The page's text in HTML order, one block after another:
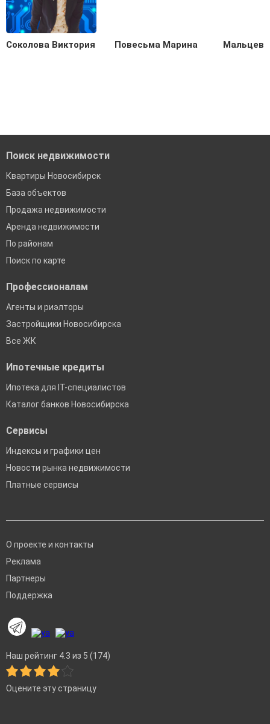
Соколова Виктория Повесьма Марина
Поиск недвижимости
Квартиры Новосибирск
База объектов
Продажа недвижимости
Аренда недвижимости
По районам
Поиск по карте
Профессионалам
Агенты и риэлторы
Застройщики Новосибирска
Все ЖК
Ипотечные кредиты
Ипотека для IT-специалистов
Каталог банков Новосибирска
Сервисы
Индексы и графики цен
Новости рынка недвижимости
Платные сервисы
О проекте и контакты
Реклама
Партнеры
Поддержка
Наш рейтинг 4.3 из 5 (174)
Оцените эту страницу